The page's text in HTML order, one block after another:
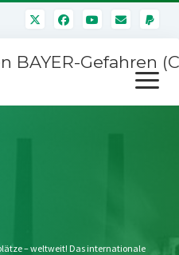
BAYER-Gefahren
Menü
öffnen
– weltweit! Das internationale